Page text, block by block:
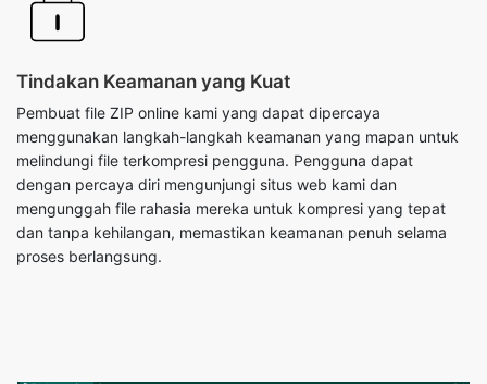
Pembuat file ZIP online kami yang dapat dipercaya
menggunakan langkah-langkah keamanan yang mapan untuk
dengan percaya diri mengunjungi situs web kami dan
mengunggah file rahasia mereka untuk kompresi yang tepat
dan tanpa kehilangan, memastikan keamanan penuh selama
proses berlangsung.